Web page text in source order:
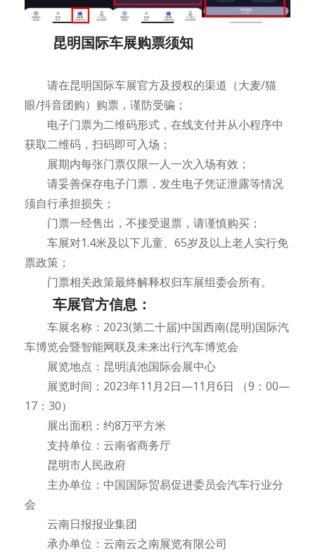
昆明国际车展购票须知
请在昆明国际车展官方及授权的渠道（大麦/猫
眼/抖音团购）购票，谨防受骗；
电子门票为二维码形式，在线支付并从小程序中
获取二维码，扫码即可入场；
展期内每张门票仅限一人一次入场有效；
请妥善保存电子门票，发生电子凭证泄露等情况
须自行承担损失；
门票一经售出，不接受退票，请谨慎购买；
车展对1.4米及以下儿童、65岁及以上老人实行免
票政策；
门票相关政策最终解释权归车展组委会所有。
车展官方信息：
车展名称：2023(第二十届)中国西南(昆明)国际汽
车博览会暨智能网联及未来出行汽车博览会
展览地点：昆明滇池国际会展中心
展览时间：2023年11月2日—11月6日 （9：00—
17：30）
展出面积：约8万平方米
支持单位：云南省商务厅
昆明市人民政府
主办单位：中国国际贸易促进委员会汽车行业分
会
云南日报报业集团
承办单位：云南云之南展览有限公司